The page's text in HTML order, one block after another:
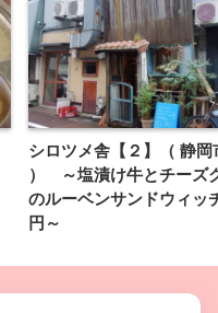
シロツメ舎【２】（ 静岡
） ～塩漬け牛とチーズ
のルーベンサンドウィッ
円～